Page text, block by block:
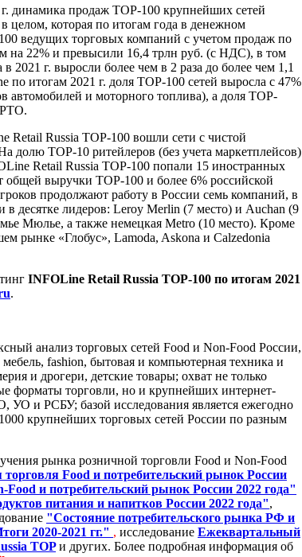
динамика продаж TOP-100 крупнейших сетей
которая по итогам года в денежном
ведущих торговых компаний с учетом продаж по
на 22% и превысили 16,4 трлн руб. (с НДС), в том
2021 г. выросли более чем в 2 раза до более чем 1,1
итогам 2021 г. доля ТОР-100 сетей выросла с 47%
автомобилей и моторного топлива), а доля TOP-
РТО.
Retail Russia TOP-100 вошли сети с чистой
долю TOP-10 ритейлеров (без учета маркетплейсов)
Retail Russia TOP-100 попали 15 иностранных
выручки ТОР-100 и более 6% российской
продолжают работу в России семь компаний, в
десятке лидеров: Leroy Merlin (7 место) и Auchan (9
Мюлье, а также немецкая Metro (10 место). Кроме
рынке «Глобус», Lamoda, Askona и Calzedonia
INFOLine Retail Russia ТOP-100 по итогам 2021
.
анализ торговых сетей Food и Non-Food России,
fashion, бытовая и компьютерная техника и
и дрогери, детские товары; охват не только
форматы торговли, но и крупнейших интернет-
УО и РСБУ; базой исследования является ежегодно
крупнейших торговых сетей России по разным
рынка розничной торговли Food и Non-Food
торговля Food и потребительский рынок России
-Food и потребительский рынок России 2022 года"
питания и напитков России 2022 года",
"Состояние потребительского рынка РФ и
2020-2021 гг." , исследование Ежеквартальный
TOP и других. Более подробная информация об